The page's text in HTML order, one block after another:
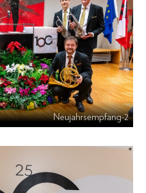
Neujahrsempfang-2